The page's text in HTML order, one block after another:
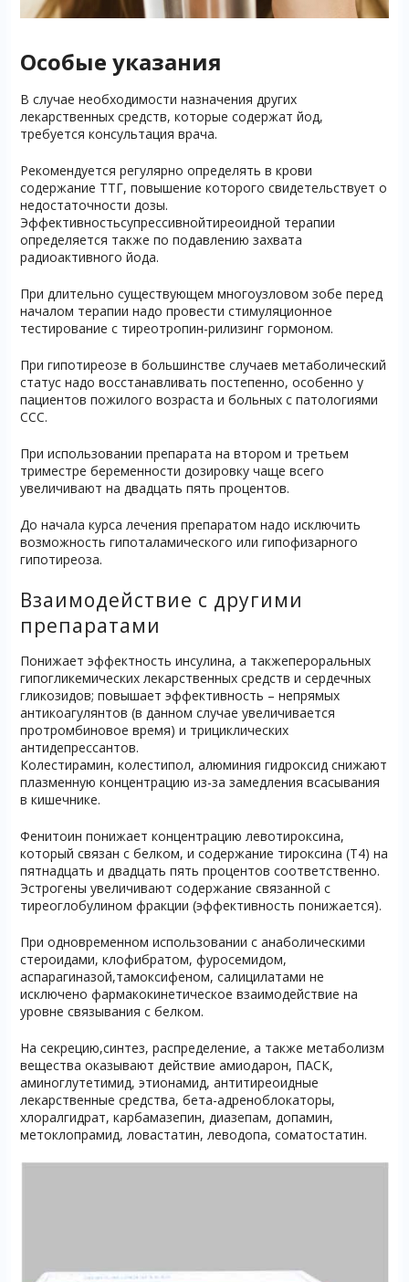
Особые указания
В случае необходимости назначения других
лекарственных средств, которые содержат йод,
требуется консультация врача.
Рекомендуется регулярно определять в крови
содержание ТТГ, повышение которого свидетельствует о
недостаточности дозы.
Эффективностьсупрессивнойтиреоидной терапии
определяется также по подавлению захвата
радиоактивного йода.
При длительно существующем многоузловом зобе перед
началом терапии надо провести стимуляционное
тестирование с тиреотропин-рилизинг гормоном.
При гипотиреозе в большинстве случаев метаболический
статус надо восстанавливать постепенно, особенно у
пациентов пожилого возраста и больных с патологиями
ССС.
При использовании препарата на втором и третьем
триместре беременности дозировку чаще всего
увеличивают на двадцать пять процентов.
До начала курса лечения препаратом надо исключить
возможность гипоталамического или гипофизарного
гипотиреоза.
Взаимодействие с другими
препаратами
Понижает эффектность инсулина, а такжепероральных
гипогликемических лекарственных средств и сердечных
гликозидов; повышает эффективность – непрямых
антикоагулянтов (в данном случае увеличивается
протромбиновое время) и трициклических
антидепрессантов.
Колестирамин, колестипол, алюминия гидроксид снижают
плазменную концентрацию из-за замедления всасывания
в кишечнике.
Фенитоин понижает концентрацию левотироксина,
который связан с белком, и содержание тироксина (Т4) на
пятнадцать и двадцать пять процентов соответственно.
Эстрогены увеличивают содержание связанной с
тиреоглобулином фракции (эффективность понижается).
При одновременном использовании с анаболическими
стероидами, клофибратом, фуросемидом,
аспарагиназой,тамоксифеном, салицилатами не
исключено фармакокинетическое взаимодействие на
уровне связывания с белком.
На секрецию,синтез, распределение, а также метаболизм
вещества оказывают действие амиодарон, ПАСК,
аминоглутетимид, этионамид, антитиреоидные
лекарственные средства, бета-адреноблокаторы,
хлоралгидрат, карбамазепин, диазепам, допамин,
метоклопрамид, ловастатин, леводопа, соматостатин.